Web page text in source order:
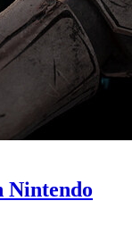
Nintendo